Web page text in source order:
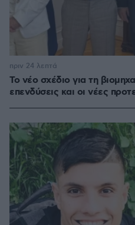
Το νέο σχέδιο για τη
επενδύσεις και οι νέες
πριν 24 λεπτά